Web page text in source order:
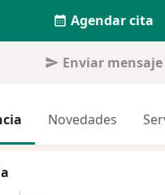
Agendar cita
Enviar mensaje
Novedades